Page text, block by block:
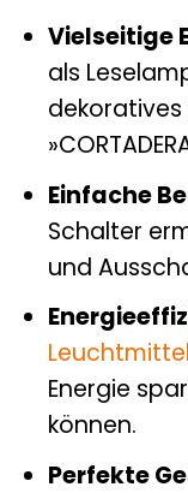
Vielseitige
als
dekoratives
Einfache
Schalter
und
Leuchtmittel
Energie
können.
Perfekte